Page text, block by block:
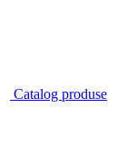
Catalog produse